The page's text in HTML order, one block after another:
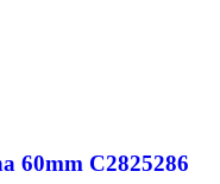
60mm C2825286